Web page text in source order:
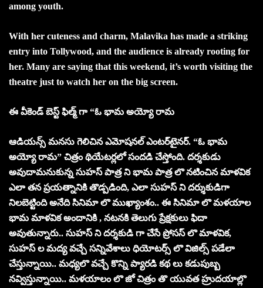
among youth.
With her cuteness and charm, Malavika has made a striking
entry into Tollywood, and the audience is already rooting for
her. Many are saying that this weekend, it’s worth visiting the
theatre just to watch her on the big screen.
ఈ వీకెండ్ బెస్ట్ ఫిల్మ్ గా “ఓ భామ అయ్యో రామ
ఆడియన్స్ మనసు గెలిచిన ఎమోషనల్ ఎంటర్‌టైనర్. “ఓ భామ
అయ్యో రామ” చిత్రం థియేటర్లలో సందడి చేస్తోంది. ద‌ర్శ‌కుడు
అవుదామ‌నుకున్న సుహ‌స్ పాత్ర ని భామ పాత్ర లొ న‌టించిన మాళ‌విక
ఎలా త‌న ప్ర‌య‌త్నానికి తొడ్ప‌డింది, ఎలా సుహ‌స్ ని ద‌ర్శుకుడిగా
నిల‌బెట్టింది అనేది సినిమా లొ ముఖ్యాంశం.. ఈ సినిమా లొ మ‌ళ‌యాల
భామ మాళవిక అందానికి , న‌ట‌న‌కి తెలుగు ప్రేక్ష‌కులు ఫిదా
అవుతున్నారు.. సుహ‌స్ ని ద‌ర్శ‌కుడి గా చేసే ప్రోస‌స్ లొ మాళ‌విక‌,
సుహ‌స్ ల మ‌ద్య వ‌చ్చే స‌న్నివేశాలు ధియోట‌ర్స్ లొ విజిల్స్ ప‌డేలా
చేస్తున్నాయి.. మ‌ధ్య‌లొ వ‌చ్చే కొన్ని ప్యార‌డి క‌థ లు క‌డుపుబ్బ
న‌వ్విస్తున్నాయి.. మ‌ళ‌యాలం లొ జో చిత్రం తొ యువ‌త హ్రుద‌యాల్లొ